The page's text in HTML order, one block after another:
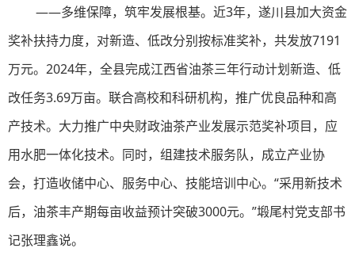
——多维保障，筑牢发展根基。近3年，遂川县加大资金
奖补扶持力度，对新造、低改分别按标准奖补，共发放7191
万元。2024年，全县完成江西省油茶三年行动计划新造、低
改任务3.69万亩。联合高校和科研机构，推广优良品种和高
产技术。大力推广中央财政油茶产业发展示范奖补项目，应
用水肥一体化技术。同时，组建技术服务队，成立产业协
会，打造收储中心、服务中心、技能培训中心。“采用新技术
后，油茶丰产期每亩收益预计突破3000元。”塅尾村党支部书
记张理鑫说。